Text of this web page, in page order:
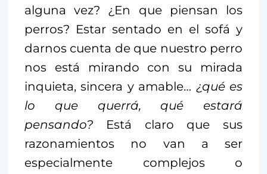
alguna vez? ¿En que piensan los
perros? Estar sentado en el sofá y
darnos cuenta de que nuestro perro
nos está mirando con su mirada
inquieta, sincera y amable… ¿qué es
lo que querrá, qué estará
pensando? Está claro que sus
razonamientos no van a ser
especialmente complejos o